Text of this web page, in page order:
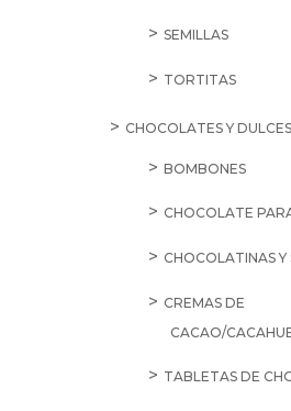
SEMILLAS
TORTITAS
CHOCOLATES Y DULCES
BOMBONES
CHOCOLATE
CHOCOLATINAS Y
CREMAS DE
CACAO/
TABLETAS DE